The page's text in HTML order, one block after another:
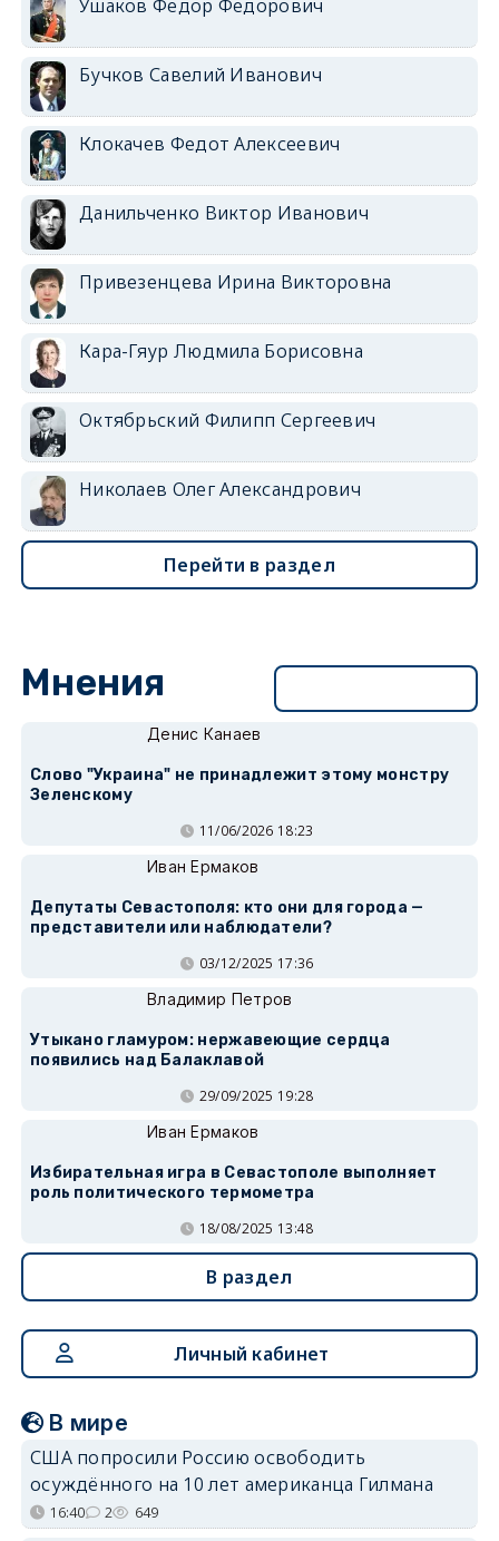
Ушаков Федор Федорович
Бучков Савелий Иванович
Клокачев Федот Алексеевич
Данильченко Виктор Иванович
Привезенцева Ирина Викторовна
Кара-Гяур Людмила Борисовна
Октябрьский Филипп Сергеевич
Николаев Олег Александрович
Перейти в раздел
Мнения
Денис Канаев
Слово "Украина" не принадлежит этому монстру
Зеленскому
11/06/2026 18:23
Иван Ермаков
Депутаты Севастополя: кто они для города —
представители или наблюдатели?
03/12/2025 17:36
Владимир Петров
Утыкано гламуром: нержавеющие сердца
появились над Балаклавой
29/09/2025 19:28
Иван Ермаков
Избирательная игра в Севастополе выполняет
роль политического термометра
18/08/2025 13:48
В раздел
Личный кабинет
В мире
США попросили Россию освободить
осуждённого на 10 лет американца Гилмана
16:40 2 649